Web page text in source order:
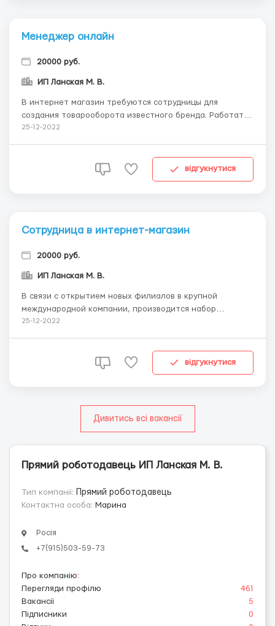
Менеджер онлайн
20000 руб.
ИП Ланская М. В.
В интернет магазин требуются сотрудницы для
создания товарооборота известного бренда. Работать
можно из дома в удобное время. Требования: -2-3 часа
работать и зарабатывать -Навыки грамотного общения
25-12-2022
відгукнутися
Сотрудница в интернет-магазин
20000 руб.
ИП Ланская М. В.
В связи с открытием новых филиалов в крупной
международной компании, производится набор
сотрудников. Работа ведётся исключительно через
Вакансия подойдёт как подработка или основной вид
25-12-2022
відгукнутися
Дивитись всі вакансії
Прямий роботодавець ИП Ланская М. В.
Тип компанії:
Прямий роботодавець
Контактна особа: Марина
Росія
+7(915)503-59-73
Про компанію:
Перегляди профілю
461
Вакансії
5
Підписники
0